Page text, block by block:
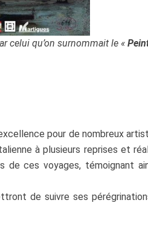
celui qu’on surnommait le «
pour de nombreux
à plusieurs reprises et
de ces voyages, témoignant
de suivre ses